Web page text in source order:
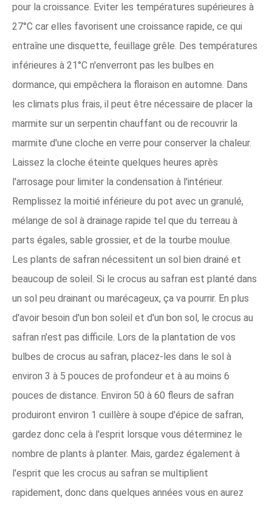
pour la croissance. Eviter les températures supérieures à
27°C car elles favorisent une croissance rapide, ce qui
entraîne une disquette, feuillage grêle. Des températures
inférieures à 21°C n'enverront pas les bulbes en
dormance, qui empêchera la floraison en automne. Dans
les climats plus frais, il peut être nécessaire de placer la
marmite sur un serpentin chauffant ou de recouvrir la
marmite d'une cloche en verre pour conserver la chaleur.
Laissez la cloche éteinte quelques heures après
l'arrosage pour limiter la condensation à l'intérieur.
Remplissez la moitié inférieure du pot avec un granulé,
mélange de sol à drainage rapide tel que du terreau à
parts égales, sable grossier, et de la tourbe moulue.
Les plants de safran nécessitent un sol bien drainé et
beaucoup de soleil. Si le crocus au safran est planté dans
un sol peu drainant ou marécageux, ça va pourrir. En plus
d'avoir besoin d'un bon soleil et d'un bon sol, le crocus au
safran n'est pas difficile. Lors de la plantation de vos
bulbes de crocus au safran, placez-les dans le sol à
environ 3 à 5 pouces de profondeur et à au moins 6
pouces de distance. Environ 50 à 60 fleurs de safran
produiront environ 1 cuillère à soupe d'épice de safran,
gardez donc cela à l'esprit lorsque vous déterminez le
nombre de plants à planter. Mais, gardez également à
l'esprit que les crocus au safran se multiplient
rapidement, donc dans quelques années vous en aurez